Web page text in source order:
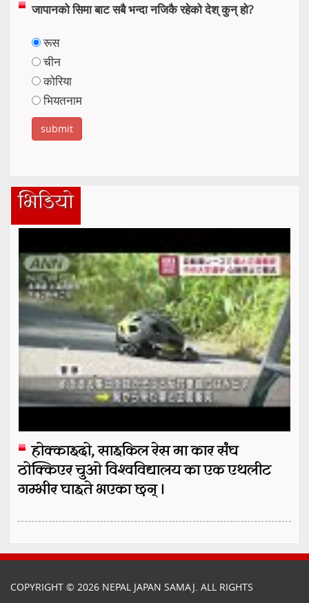
जापानको सिमा बाट सबै भन्दा नजिकै रहेको देश् कुन् हो?
रूस
चीन
कोरिया
भियतनाम
भिडियो
होक्काइदो, साइकिल रेस मा कार संघ
ठोक्किएर चुओ विश्वविद्यालय का एक एथलीट
गम्भीर घाइते भएका छन् ।
COPYRIGHT © 2026 NEPAL JAPAN SAMAJ. ALL RIGHTS